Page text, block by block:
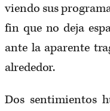
viendo sus
fin que no deja
ante la aparente
alrededor.
Dos sentimientos